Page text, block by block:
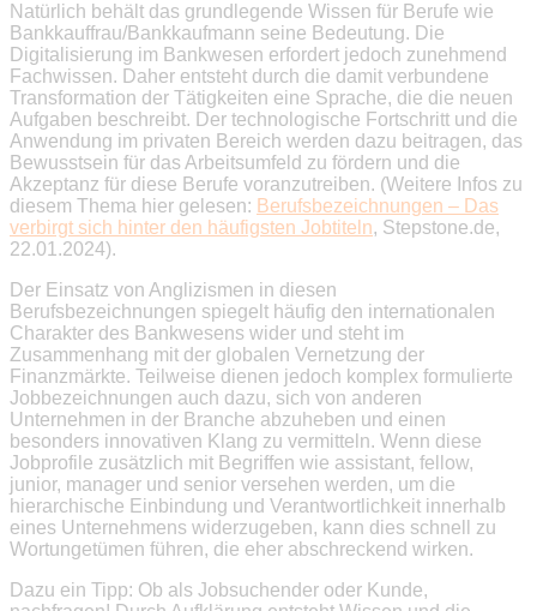
Natürlich behält das grundlegende Wissen für Berufe wie
Bankkauffrau/Bankkaufmann seine Bedeutung. Die
Digitalisierung im Bankwesen erfordert jedoch zunehmend
Fachwissen. Daher entsteht durch die damit verbundene
Transformation der Tätigkeiten eine Sprache, die die neuen
Aufgaben beschreibt. Der technologische Fortschritt und die
Anwendung im privaten Bereich werden dazu beitragen, das
Bewusstsein für das Arbeitsumfeld zu fördern und die
Akzeptanz für diese Berufe voranzutreiben. (Weitere Infos zu
diesem Thema hier gelesen: Berufsbezeichnungen – Das
verbirgt sich hinter den häufigsten Jobtiteln, Stepstone.de,
22.01.2024).
Der Einsatz von Anglizismen in diesen
Berufsbezeichnungen spiegelt häufig den internationalen
Charakter des Bankwesens wider und steht im
Zusammenhang mit der globalen Vernetzung der
Finanzmärkte. Teilweise dienen jedoch komplex formulierte
Jobbezeichnungen auch dazu, sich von anderen
Unternehmen in der Branche abzuheben und einen
besonders innovativen Klang zu vermitteln. Wenn diese
Jobprofile zusätzlich mit Begriffen wie assistant, fellow,
junior, manager und senior versehen werden, um die
hierarchische Einbindung und Verantwortlichkeit innerhalb
eines Unternehmens widerzugeben, kann dies schnell zu
Wortungetümen führen, die eher abschreckend wirken.
Dazu ein Tipp: Ob als Jobsuchender oder Kunde,